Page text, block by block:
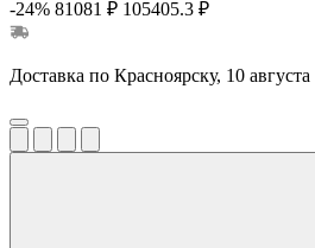
-24% 81081 ₽ 105405.3 ₽
Доставка по Красноярску, 10 августа